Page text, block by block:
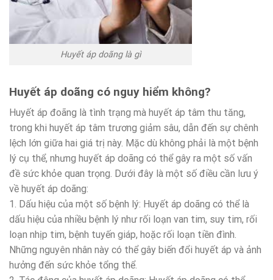
Huyết áp doãng là gì
Huyết áp doãng có nguy hiểm không?
Huyết áp đoãng là tình trạng mà huyết áp tâm thu tăng,
trong khi huyết áp tâm trương giảm sâu, dẫn đến sự chênh
lệch lớn giữa hai giá trị này. Mặc dù không phải là một bệnh
lý cụ thể, nhưng huyết áp doãng có thể gây ra một số vấn
đề sức khỏe quan trọng. Dưới đây là một số điều cần lưu ý
về huyết áp doãng:
1. Dấu hiệu của một số bệnh lý: Huyết áp doãng có thể là
dấu hiệu của nhiều bệnh lý như rối loạn van tim, suy tim, rối
loạn nhịp tim, bệnh tuyến giáp, hoặc rối loạn tiền đình.
Những nguyên nhân này có thể gây biến đổi huyết áp và ảnh
hưởng đến sức khỏe tổng thể.